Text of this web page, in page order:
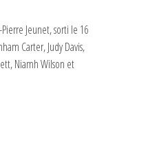
Jeunet, sorti le 16
Carter, Judy Davis,
Niamh Wilson et